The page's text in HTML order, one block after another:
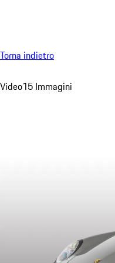
Torna indietro
Video15 Immagini